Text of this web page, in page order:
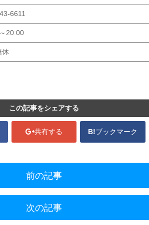
6611
20:00
休
この記事をシェアする
共有する B!ブックマーク
前の記事
次の記事